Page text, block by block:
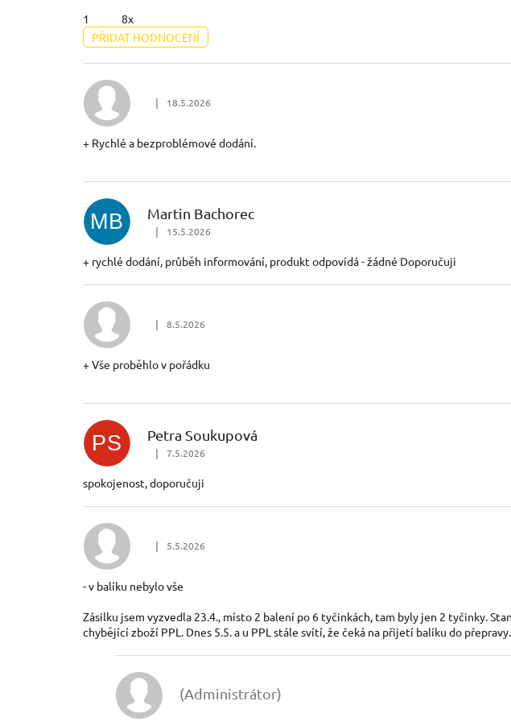
1
8x
PŘIDAT HODNOCENÍ
V
Ý
P
S
H
O
D
N
C
E
N
Í
Hodnocení obchodu je 5 z 5 hvězdiček.
| 18.5.2026
+ Rychlé a bezproblémové dodání.
MB Martin Bachorec
Hodnocení obchodu je 5 z 5 hvězdiček.
| 15.5.2026
+ rychlé dodání, průběh informování, produkt odpovídá - žádné Doporučuji
Hodnocení obchodu je 5 z 5 hvězdiček.
| 8.5.2026
+ Vše proběhlo v pořádku
PS Petra Soukupová
Hodnocení obchodu je 5 z 5 hvězdiček.
| 7.5.2026
spokojenost, doporučuji
Hodnocení obchodu je 1 z 5 hvězdiček.
| 5.5.2026
- v balíku nebylo vše
Zásilku jsem vyzvedla 23.4., místo 2 balení po 6 tyčinkách, tam byly jen 2 tyčinky.
chybějící zboží PPL. Dnes 5.5. a u PPL stále svítí, že čeká na přijetí balíku do
(Administrátor)